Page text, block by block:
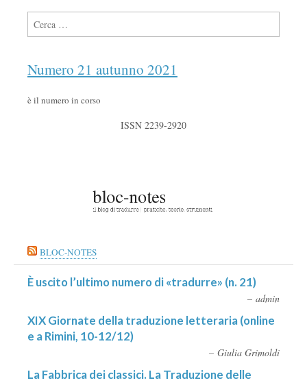
Ricerca per:
Numero 21 autunno 2021
è il numero in corso
ISSN 2239-2920
BLOC-NOTES
È uscito l’ultimo numero di «tradurre» (n. 21)
admin
XIX Giornate della traduzione letteraria (online
e a Rimini, 10-12/12)
Giulia Grimoldi
La Fabbrica dei classici. La Traduzione delle